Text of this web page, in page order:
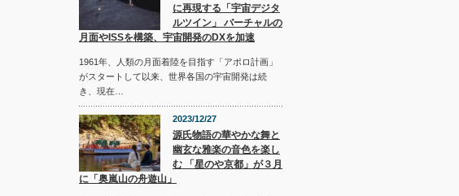
に再現する「宇宙デジタ
ルツイン」 バーチャルの
月面やISSを構築、宇宙開発のDXを加速
1961年、人類の月面着陸を目指す「アポロ計画」
がスタートして以来、世界各国の宇宙開発は続
き、現在…
2023/12/27
源氏物語の華やかな舞と
幽玄な雅楽の音色を楽し
む 「星のや京都」が３月
に「奥嵐山の舟遊山」